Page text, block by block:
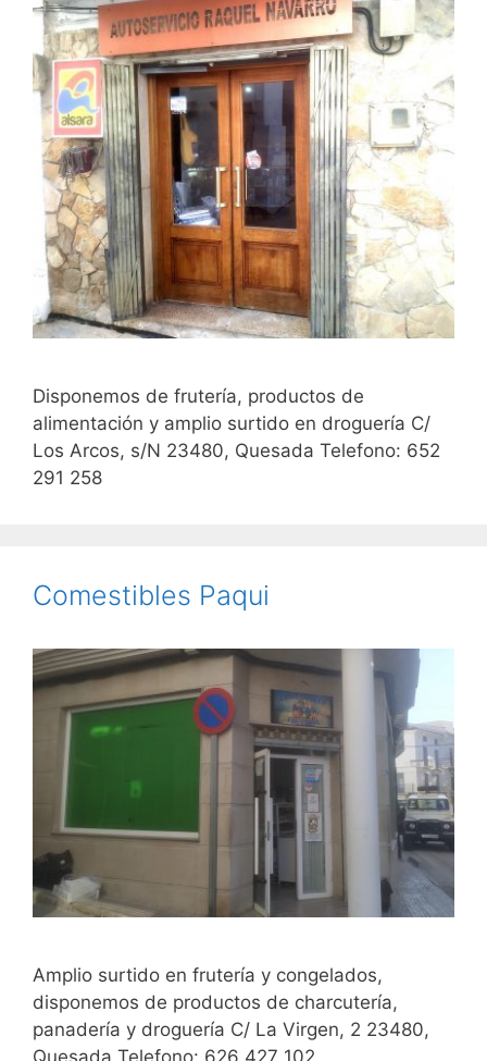
Disponemos de frutería, productos de
alimentación y amplio surtido en droguería C/
Los Arcos, s/N 23480, Quesada Telefono: 652
291 258
Comestibles Paqui
Amplio surtido en frutería y congelados,
disponemos de productos de charcutería,
panadería y droguería C/ La Virgen, 2 23480,
Quesada Telefono: 626 427 102